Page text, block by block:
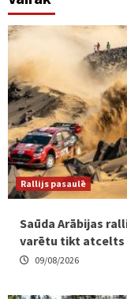
Rallijs pasaulē
Saūda Arābijas
varētu tikt atcelts
09/08/2026